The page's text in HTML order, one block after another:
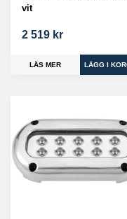
vit
2 519 kr
LÄS MER